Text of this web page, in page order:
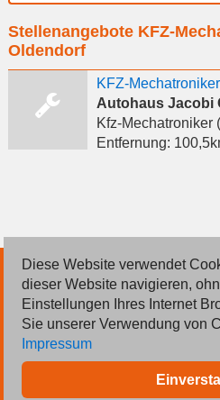
eingeben
Stellenangebote KFZ-
Oldendorf
Autohaus Jacobi
Kfz-Mechatroniker
Entfernung:
© 2026 Deutsche Jobmarkt GmbH
Inserieren
Kontakt
Diese Website verwendet
dieser Website navigieren,
Einstellungen Ihres Internet
Sie unserer Verwendung von
Impressum